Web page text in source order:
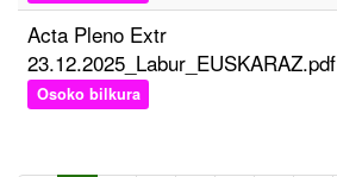
Acta Pleno Extr
23.12.2025_Labur_EUSKARAZ.pdf
Osoko bilkura